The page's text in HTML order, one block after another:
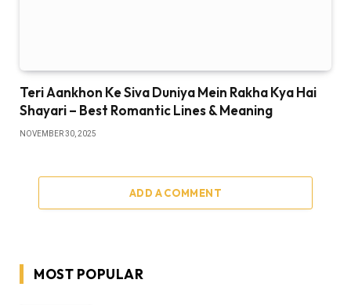
Teri Aankhon Ke Siva Duniya Mein Rakha Kya Hai
Shayari – Best Romantic Lines & Meaning
NOVEMBER 30, 2025
ADD A COMMENT
MOST POPULAR